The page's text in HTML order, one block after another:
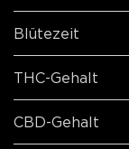
Blütezeit
THC-Gehalt
CBD-Gehalt